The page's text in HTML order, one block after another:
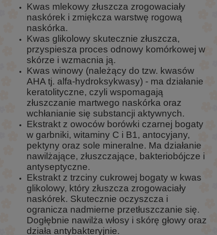
Kwas mlekowy złuszcza zrogowaciały
naskórek i zmiękcza warstwę rogową
naskórka.
Kwas glikolowy skutecznie złuszcza,
przyspiesza proces odnowy komórkowej w
skórze i wzmacnia ją.
Kwas winowy (należący do tzw. kwasów
AHA tj. alfa-hydroksykwasy) - ma działanie
keratolityczne, czyli wspomagają
złuszczanie martwego naskórka oraz
wchłanianie się substancji aktywnych.
Ekstrakt z owoców borówki czarnej bogaty
w garbniki, witaminy C i B1, antocyjany,
pektyny oraz sole mineralne. Ma działanie
nawilżające, złuszczające, bakteriobójcze i
antyseptyczne.
Ekstrakt z trzciny cukrowej bogaty w kwas
glikolowy, który złuszcza zrogowaciały
naskórek. Skutecznie oczyszcza i
ogranicza nadmierne przetłuszczanie się.
Dogłębnie nawilża włosy i skórę głowy oraz
działa antybakteryjnie.